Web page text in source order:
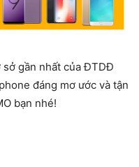
sở gần nhất của ĐTDĐ
đáng mơ ước và tận
bạn nhé!